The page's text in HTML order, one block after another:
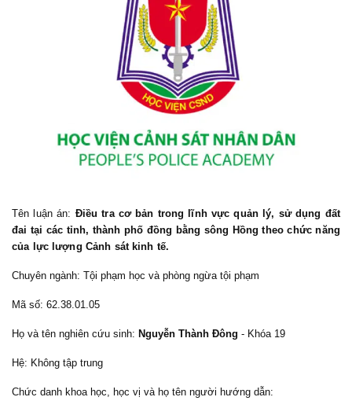
Tên luận án: Điều tra cơ bản trong lĩnh vực quản lý, sử dụng đất
đai tại các tỉnh, thành phố đồng bằng sông Hồng theo chức năng
của lực lượng Cảnh sát kinh tế.
Chuyên ngành: Tội phạm học và phòng ngừa tội phạm
Mã số: 62.38.01.05
Họ và tên nghiên cứu sinh: Nguyễn Thành Đông - Khóa 19
Hệ: Không tập trung
Chức danh khoa học, học vị và họ tên người hướng dẫn: